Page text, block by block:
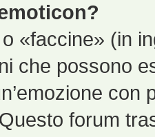
«faccine» (in
che possono
forum